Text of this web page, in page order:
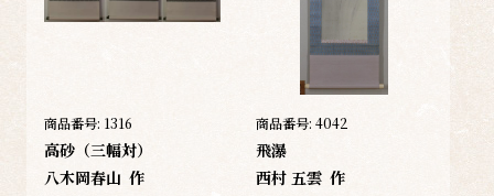
商品番号: 1316
高砂（三幅対）
八木岡春山 作
商品番号: 4042
飛瀑
西村 五雲 作